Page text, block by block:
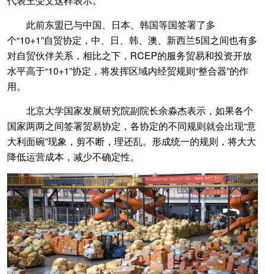
此前东盟已与中国、日本、韩国等国签署了多
个“10+1”自贸协定，中、日、韩、澳、新西兰5国之间也有多
对自贸伙伴关系，相比之下，RCEP的服务贸易和投资开放
水平高于“10+1”协定，将发挥区域内经贸规则“整合器”的作
用。
北京大学国家发展研究院副院长余淼杰表示，如果各个
国家两两之间签署贸易协定，各协定的不同规则就会出现“意
大利面碗”现象，剪不断，理还乱。形成统一的规则，将大大
降低运营成本，减少不确定性。